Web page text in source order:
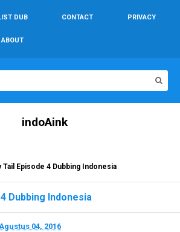
DUB CONTACT PRIVACY
ABOUT
indoAink
Tail Episode 4 Dubbing Indonesia
Dubbing Indonesia
04, 2016